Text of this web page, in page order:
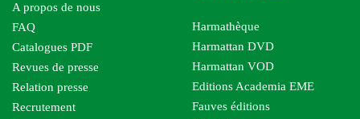
A propos de nous
FAQ
Catalogues PDF
Revues de presse
Relation presse
Recrutement
Harmathèque
Harmattan DVD
Harmattan VOD
Editions Academia EME
Fauves éditions